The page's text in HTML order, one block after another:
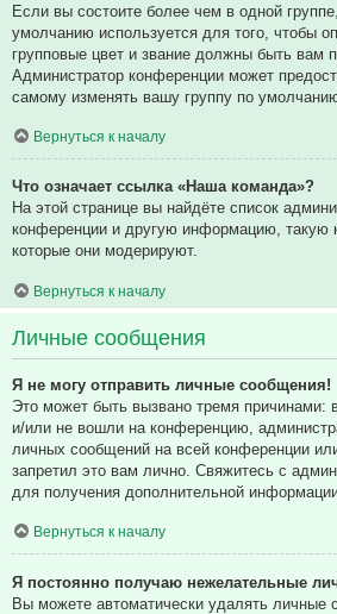
Если вы состоите более чем в одной
умолчанию используется для того, чтобы
групповые цвет и звание должны быть вам
Администратор конференции может
самому изменять вашу группу по
Вернуться к началу
Что означает ссылка «Наша команда»?
На этой странице вы найдёте список
конференции и другую информацию, такую
которые они модерируют.
Вернуться к началу
Личные сообщения
Я не могу отправить личные сообщения!
Это может быть вызвано тремя причинами:
и/или не вошли на конференцию,
личных сообщений на всей конференции
запретил это вам лично. Свяжитесь с
для получения дополнительной
Вернуться к началу
Я постоянно получаю нежелательные
Вы можете автоматически удалять личные